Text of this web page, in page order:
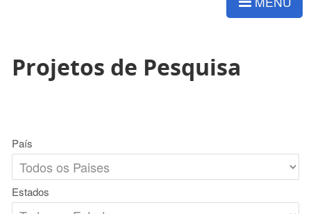
Projetos de Pesquisa
País
Estados